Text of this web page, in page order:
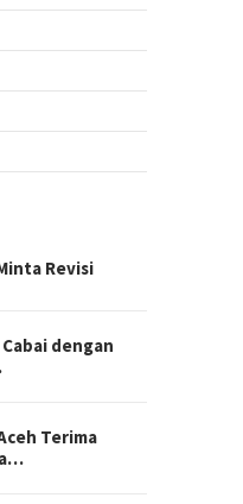
Revisi
dengan
Terima